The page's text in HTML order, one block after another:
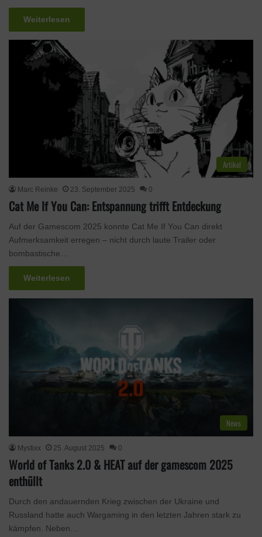
Weiterlesen
Artikel
Marc Reinke 23. September 2025 0
Cat Me If You Can: Entspannung trifft Entdeckung
Auf der Gamescom 2025 konnte Cat Me If You Can direkt
Aufmerksamkeit erregen – nicht durch laute Trailer oder
bombastische…
Weiterlesen
News
Mystixx 25. August 2025 0
World of Tanks 2.0 & HEAT auf der gamescom 2025
enthüllt
Durch den andauernden Krieg zwischen der Ukraine und
Russland hatte auch Wargaming in den letzten Jahren stark zu
kämpfen. Neben…